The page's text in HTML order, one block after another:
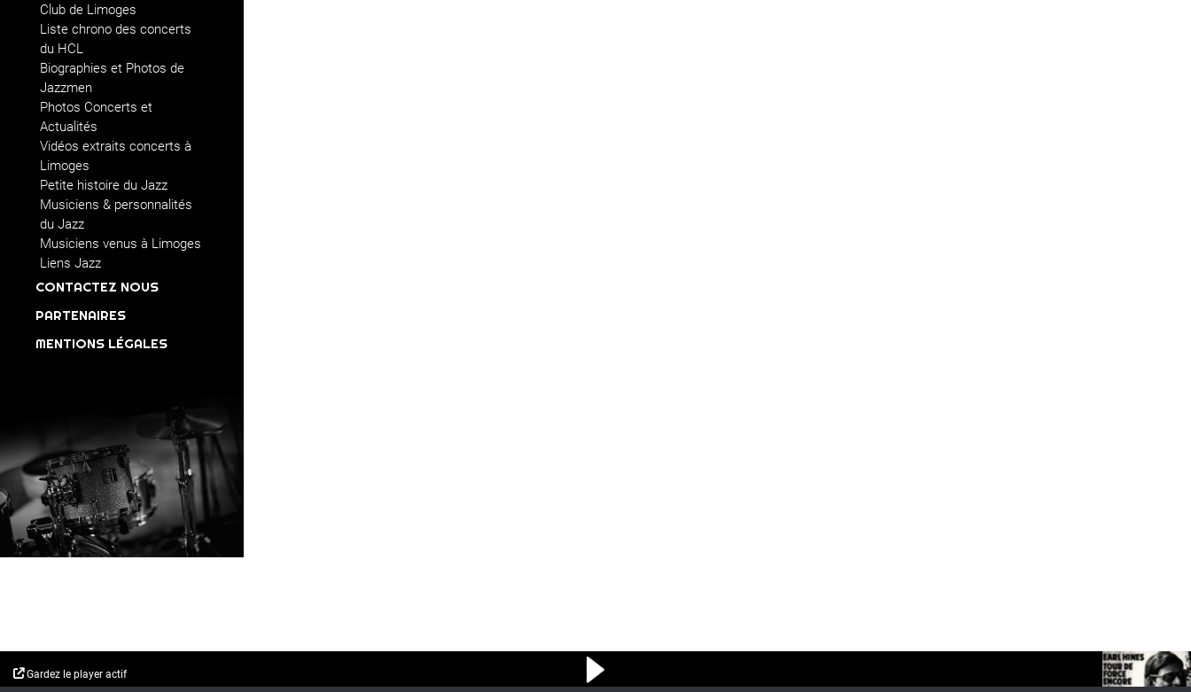
Club de Limoges
Liste chrono des concerts
du HCL
Biographies et Photos de
Jazzmen
Photos Concerts et
Actualités
Vidéos extraits concerts à
Limoges
Petite histoire du Jazz
Musiciens & personnalités
du Jazz
Musiciens venus à Limoges
Liens Jazz
CONTACTEZ NOUS
PARTENAIRES
MENTIONS LÉGALES
Gardez le player actif